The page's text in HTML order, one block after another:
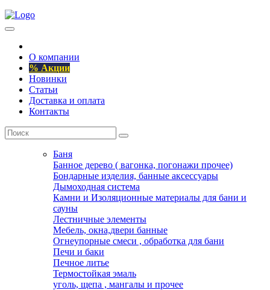
О компании
% Акции
Новинки
Статьи
Доставка и оплата
Контакты
Баня
Банное дерево ( вагонка, погонажи прочее)
Бондарные изделия, банные аксессуары
Дымоходная система
Камни и Изоляционные материалы для бани и
сауны
Лестничные элементы
Мебель, окна,двери банные
Огнеупорные смеси , обработка для бани
Печи и баки
Печное литье
Термостойкая эмаль
уголь, щепа , мангалы и прочее